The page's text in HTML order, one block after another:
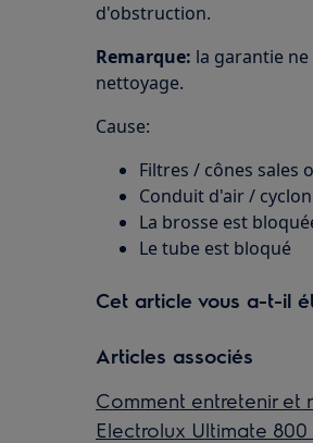
d'obstruction.
Remarque: la garantie
nettoyage.
Cause:
Filtres / cônes sales
Conduit d'air /
La brosse est
Le tube est bloqué
Cet article vous a-t-il
Articles associés
Comment entretenir et
Electrolux Ultimate 800